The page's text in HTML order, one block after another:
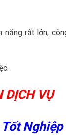
năng rất lớn,
DỊCH VỤ